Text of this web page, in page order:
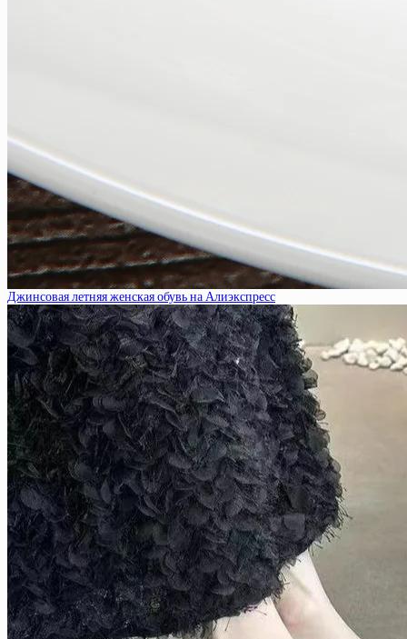
Джинсовая летняя женская обувь на Алиэкспресс